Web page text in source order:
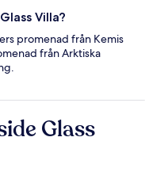
Villa?
promenad från Kemis
från Arktiska
Glass